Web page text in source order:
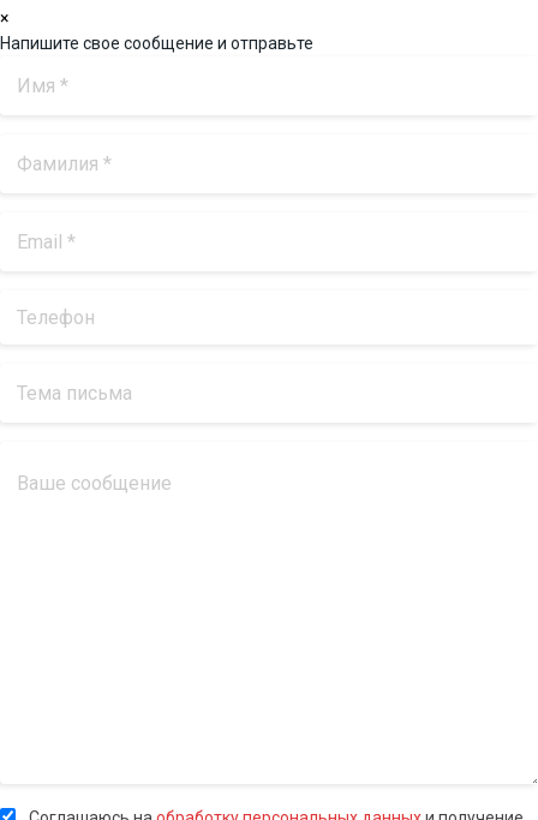
×
Напишите свое сообщение и отправьте